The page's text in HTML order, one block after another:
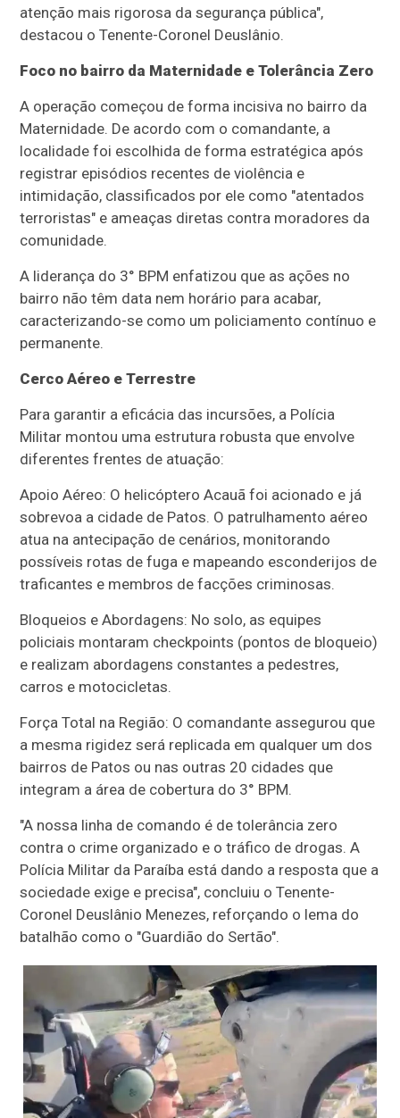
atenção mais rigorosa da segurança pública",
destacou o Tenente-Coronel Deuslânio.
Foco no bairro da Maternidade e Tolerância Zero
A operação começou de forma incisiva no bairro da
Maternidade. De acordo com o comandante, a
localidade foi escolhida de forma estratégica após
registrar episódios recentes de violência e
intimidação, classificados por ele como "atentados
terroristas" e ameaças diretas contra moradores da
comunidade.
A liderança do 3° BPM enfatizou que as ações no
bairro não têm data nem horário para acabar,
caracterizando-se como um policiamento contínuo e
permanente.
Cerco Aéreo e Terrestre
Para garantir a eficácia das incursões, a Polícia
Militar montou uma estrutura robusta que envolve
diferentes frentes de atuação:
Apoio Aéreo: O helicóptero Acauã foi acionado e já
sobrevoa a cidade de Patos. O patrulhamento aéreo
atua na antecipação de cenários, monitorando
possíveis rotas de fuga e mapeando esconderijos de
traficantes e membros de facções criminosas.
Bloqueios e Abordagens: No solo, as equipes
policiais montaram checkpoints (pontos de bloqueio)
e realizam abordagens constantes a pedestres,
carros e motocicletas.
Força Total na Região: O comandante assegurou que
a mesma rigidez será replicada em qualquer um dos
bairros de Patos ou nas outras 20 cidades que
integram a área de cobertura do 3° BPM.
"A nossa linha de comando é de tolerância zero
contra o crime organizado e o tráfico de drogas. A
Polícia Militar da Paraíba está dando a resposta que a
sociedade exige e precisa", concluiu o Tenente-
Coronel Deuslânio Menezes, reforçando o lema do
batalhão como o "Guardião do Sertão".